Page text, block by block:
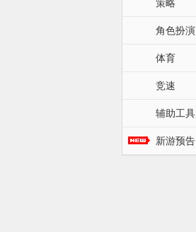
策略
角色扮演
体育
竞速
辅助工具
新游预告